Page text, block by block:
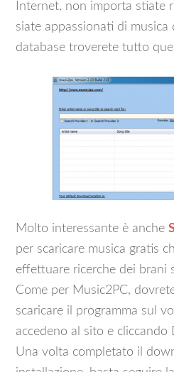
Internet, non importa stiate
siate appassionati di musica
database troverete tutto
Molto interessante è anche
per scaricare musica gratis
effettuare ricerche dei brani
Come per Music2PC,
scaricare il programma sul
accedeno al sito e cliccando
Una volta completato il